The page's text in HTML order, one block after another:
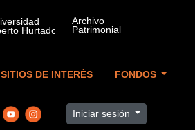
SITIOS DE INTERÉS FONDOS
Iniciar sesión